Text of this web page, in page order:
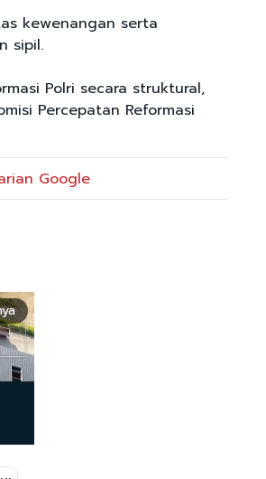
kewenangan serta
sipil.
Polri secara struktural,
Percepatan Reformasi
Google